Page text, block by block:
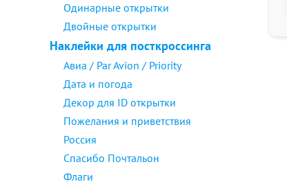
Одинарные открытки
Двойные открытки
Наклейки для посткроссинга
Авиа / Par Avion / Priority
Дата и погода
Декор для ID открытки
Пожелания и приветствия
Россия
Спасибо Почтальон
Флаги